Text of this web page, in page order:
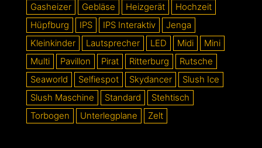
Gasheizer
Gebläse Heizgerät
Hochzeit
Hüpfburg
IPS IPS Interaktiv
Jenga
Kleinkinder
Lautsprecher LED Midi
Mini
Multi
Pavillon Pirat Ritterburg
Rutsche
Seaworld
Selfiespot Skydancer
Slush Ice
Slush Maschine
Standard
Stehtisch
Torbogen
Unterlegplane Zelt